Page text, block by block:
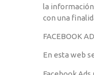
la
con una
FACEBOOK
En esta web